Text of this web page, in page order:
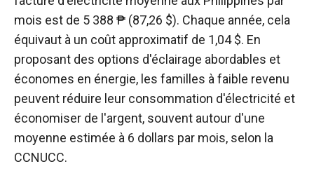
mois est de 5 388 ₱ (87,26 $). Chaque année, cela
équivaut à un coût approximatif de 1,04 $. En
proposant des options d'éclairage abordables et
économes en énergie, les familles à faible revenu
peuvent réduire leur consommation d'électricité et
économiser de l'argent, souvent autour d'une
moyenne estimée à 6 dollars par mois, selon la
CCNUCC.